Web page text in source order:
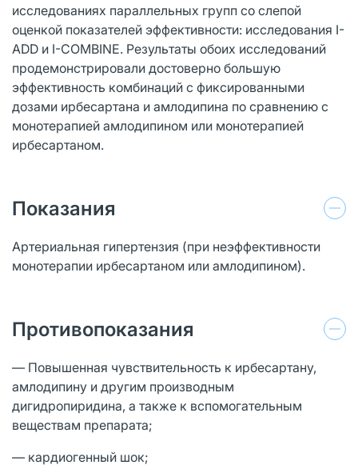
исследованиях параллельных групп со слепой
оценкой показателей эффективности: исследования I-
ADD и I-COMBINE. Результаты обоих исследований
продемонстрировали достоверно большую
эффективность комбинаций с фиксированными
дозами ирбесартана и амлодипина по сравнению с
монотерапией амлодипином или монотерапией
ирбесартаном.
Показания
Артериальная гипертензия (при неэффективности
монотерапии ирбесартаном или амлодипином).
Противопоказания
— Повышенная чувствительность к ирбесартану,
амлодипину и другим производным
дигидропиридина, а также к вспомогательным
веществам препарата;
— кардиогенный шок;